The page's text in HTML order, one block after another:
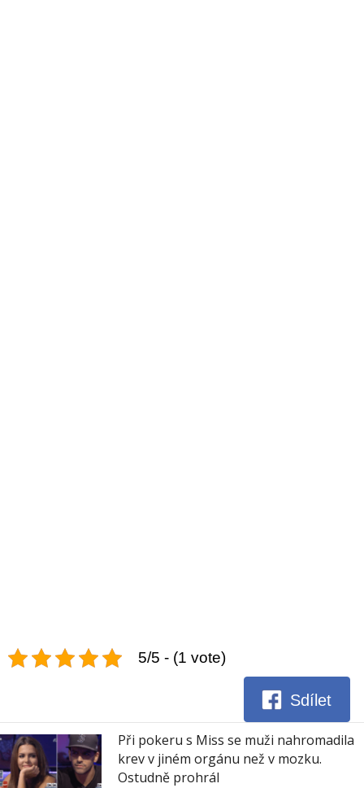
5/5 - (1 vote)
Sdílet
Při pokeru s Miss se muži nahromadila
krev v jiném orgánu než v mozku.
Ostudně prohrál